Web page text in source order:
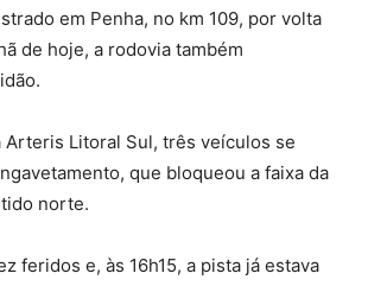
em Penha, no km 109, por volta
de hoje, a rodovia também
Arteris Litoral Sul, três veículos se
que bloqueou a faixa da
norte.
feridos e, às 16h15, a pista já estava